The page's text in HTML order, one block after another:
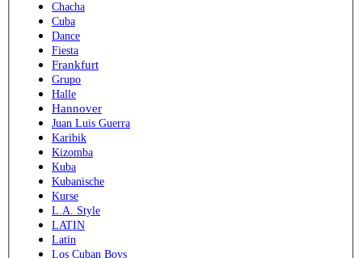
Chacha
Cuba
Dance
Fiesta
Frankfurt
Grupo
Halle
Hannover
Juan Luis Guerra
Karibik
Kizomba
Kuba
Kubanische
Kurse
L.A. Style
LATIN
Latin
Los Cuban Boys